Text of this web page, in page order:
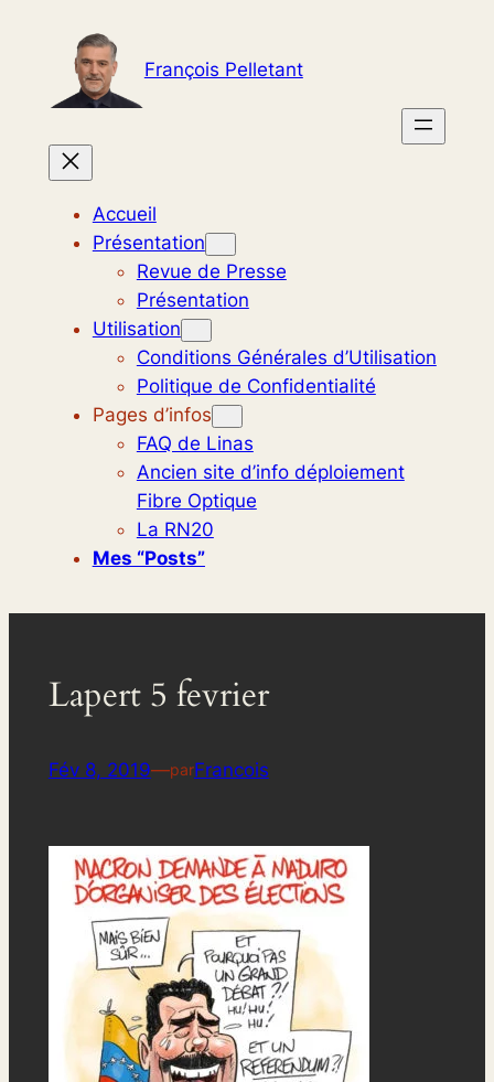
contenu
François Pelletant
Accueil
Présentation
Revue de Presse
Présentation
Utilisation
Conditions Générales d’Utilisation
Politique de Confidentialité
Pages d’infos
FAQ de Linas
Ancien site d’info déploiement
Fibre Optique
La RN20
Mes “posts”
Lapert 5 fevrier
Fév 8, 2019—parFrancois